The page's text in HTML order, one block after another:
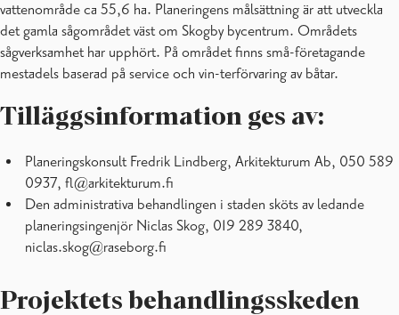
vattenområde ca 55,6 ha. Planeringens målsättning är att utveckla
det gamla sågområdet väst om Skogby bycentrum. Områdets
sågverksamhet har upphört. På området finns små-företagande
mestadels baserad på service och vin-terförvaring av båtar.
Tilläggsinformation ges av:
Planeringskonsult Fredrik Lindberg, Arkitekturum Ab, 050 589
0937, fl@arkitekturum.fi
Den administrativa behandlingen i staden sköts av ledande
planeringsingenjör Niclas Skog, 019 289 3840,
niclas.skog@raseborg.fi
Projektets behandlingsskeden